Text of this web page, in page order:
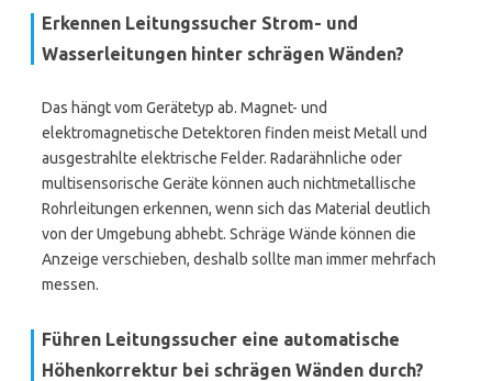
Erkennen Leitungssucher Strom- und
Wasserleitungen hinter schrägen Wänden?
Das hängt vom Gerätetyp ab. Magnet- und
elektromagnetische Detektoren finden meist Metall und
ausgestrahlte elektrische Felder. Radarähnliche oder
multisensorische Geräte können auch nichtmetallische
Rohrleitungen erkennen, wenn sich das Material deutlich
von der Umgebung abhebt. Schräge Wände können die
Anzeige verschieben, deshalb sollte man immer mehrfach
messen.
Führen Leitungssucher eine automatische
Höhenkorrektur bei schrägen Wänden durch?